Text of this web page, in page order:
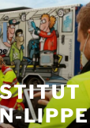
LIPPE